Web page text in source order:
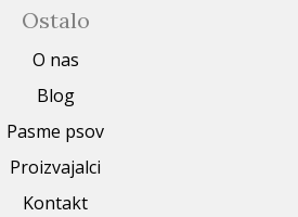
Ostalo
O nas
Blog
Pasme psov
Proizvajalci
Kontakt